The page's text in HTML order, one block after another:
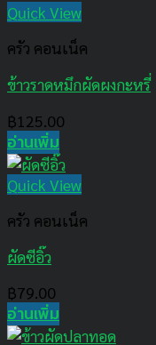
Quick View
ครัว คอนเน็ค
ข้าวราดหมึกผัดผงกะหรี่
฿125.00
อ่านเพิ่ม
Quick View
ครัว คอนเน็ค
ผัดซีอิ๊ว
฿79.00
อ่านเพิ่ม